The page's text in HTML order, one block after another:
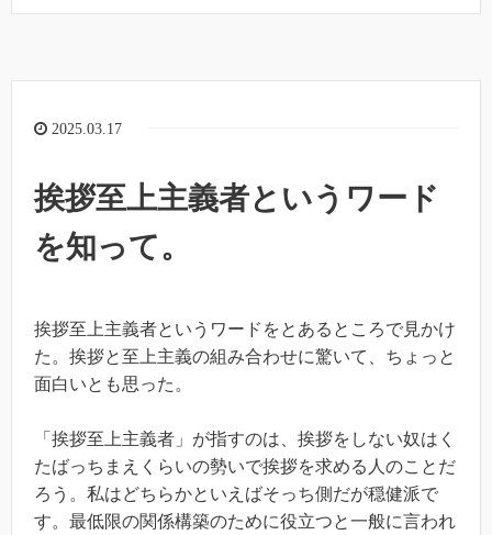
2025.03.17
挨拶至上主義者というワード
を知って。
挨拶至上主義者というワードをとあるところで見かけ
た。挨拶と至上主義の組み合わせに驚いて、ちょっと
面白いとも思った。
「挨拶至上主義者」が指すのは、挨拶をしない奴はく
たばっちまえくらいの勢いで挨拶を求める人のことだ
ろう。私はどちらかといえばそっち側だが穏健派で
す。最低限の関係構築のために役立つと一般に言われ